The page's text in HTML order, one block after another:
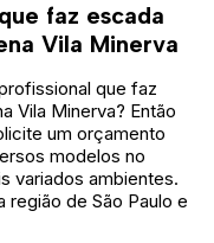
faz escada
Vila Minerva
que faz
Vila Minerva? Então
um orçamento
modelos no
variados ambientes.
região de São Paulo e